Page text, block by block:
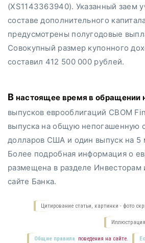
(XS1143363940). Указанный заем
составе дополнительного
предусмотрены полугодовые
Совокупный размер купонного
составил 412 500 000 рублей.
В настоящее время в обращении находятся пять
выпусков еврооблигаций CBOM
выпуска на общую непогашенную
долларов США и один выпуск на 5
Более подробная информация о
размещена в разделе Инвесторам
сайте Банка.
Цитирование статьи, картинки - фото
Общие правила поведения на сайте.